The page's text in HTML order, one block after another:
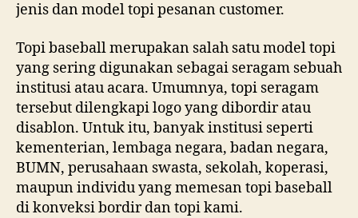
jenis dan model topi pesanan customer.
Topi baseball merupakan salah satu model topi
yang sering digunakan sebagai seragam sebuah
institusi atau acara. Umumnya, topi seragam
tersebut dilengkapi logo yang dibordir atau
disablon. Untuk itu, banyak institusi seperti
kementerian, lembaga negara, badan negara,
BUMN, perusahaan swasta, sekolah, koperasi,
maupun individu yang memesan topi baseball
di konveksi bordir dan topikami.